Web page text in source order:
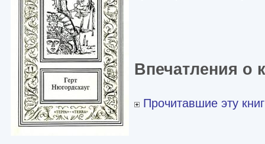
Впечатления о
Прочитавшие эту